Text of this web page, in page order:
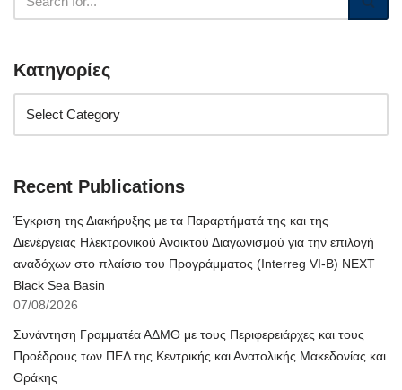
Κατηγορίες
Recent Publications
Έγκριση της Διακήρυξης με τα Παραρτήματά της και της
Διενέργειας Ηλεκτρονικού Ανοικτού Διαγωνισμού για την επιλογή
αναδόχων στο πλαίσιο του Προγράμματος (Interreg VI-B) NEXT
Black Sea Basin
07/08/2026
Συνάντηση Γραμματέα ΑΔΜΘ με τους Περιφερειάρχες και τους
Προέδρους των ΠΕΔ της Κεντρικής και Ανατολικής Μακεδονίας και
Θράκης